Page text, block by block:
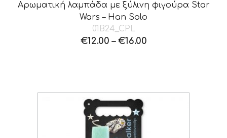
Αρωματική λαμπάδα με ξύλινη φιγούρα Star
Wars – Han Solo
01B24_CPL
€12.00 – €16.00